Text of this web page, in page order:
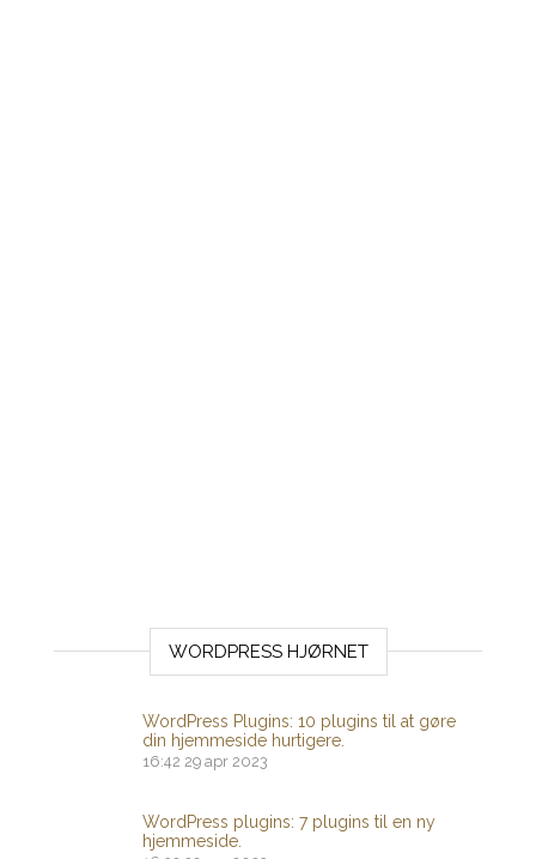
WORDPRESS HJØRNET
WordPress Plugins: 10 plugins til at gøre
din hjemmeside hurtigere.
16:42 29 apr 2023
WordPress plugins: 7 plugins til en ny
hjemmeside.